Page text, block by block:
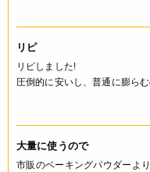
* 小麦を使用した設備
栄養成分表示
(100g当り) エネルギー
化物 38.4g 食塩相当量
注意事項
リピ
リピしました!
圧倒的に安いし、普通に膨ら
大量に使うので
市販のベーキングパウダーよ